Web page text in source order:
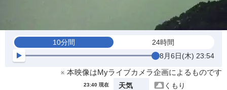
10分間
24時間
8月6日(木) 23:54
※ 本映像はMyライブカメラ企画によるものです
23:40 現在 天気
くもり